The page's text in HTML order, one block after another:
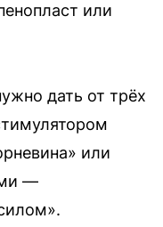
или
дать от трёх
или
—